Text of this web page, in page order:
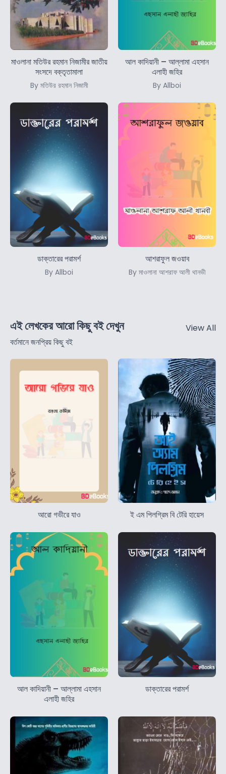
মাওলানা মতিউর রহমান নিজামীর জাতীয়
সংসদে বক্তৃতামালা
By মতিউর রহমান নিজামী
আল কাদিয়ানী – আল্লামা এহসান
এলাহী জহির
By Allboi
ডাক্তারের পরামর্শ
By Allboi
আশরাফুল জওয়াব
By মাওলানা আশরাফ আলী থানভী
এই লেখকের আরো কিছু বই দেখুন
বর্তমানে জনপ্রিয় কিছু বই
View All
আরো গভীরে যাও ই এম পিলগ্রিম বি টেরি হায়েস
আল কাদিয়ানী – আল্লামা এহসান
এলাহী জহির
ডাক্তারের পরামর্শ